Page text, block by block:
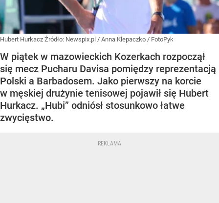
Hubert Hurkacz Źródło: Newspix.pl / Anna Klepaczko / FotoPyk
W piątek w mazowieckich Kozerkach rozpoczął
się mecz Pucharu Davisa pomiędzy reprezentacją
Polski a Barbadosem. Jako pierwszy na korcie
w męskiej drużynie tenisowej pojawił się Hubert
Hurkacz. „Hubi” odniósł stosunkowo łatwe
zwycięstwo.